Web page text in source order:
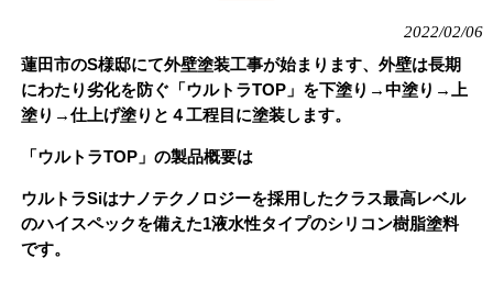
2022/02/06
蓮田市のS様邸にて外壁塗装工事が始まります、外壁は長期
にわたり劣化を防ぐ「ウルトラTOP」を下塗り→中塗り→上
塗り→仕上げ塗りと４工程目に塗装します。
「ウルトラTOP」の製品概要は
ウルトラSiはナノテクノロジーを採用したクラス最高レベル
のハイスペックを備えた1液水性タイプのシリコン樹脂塗料
です。